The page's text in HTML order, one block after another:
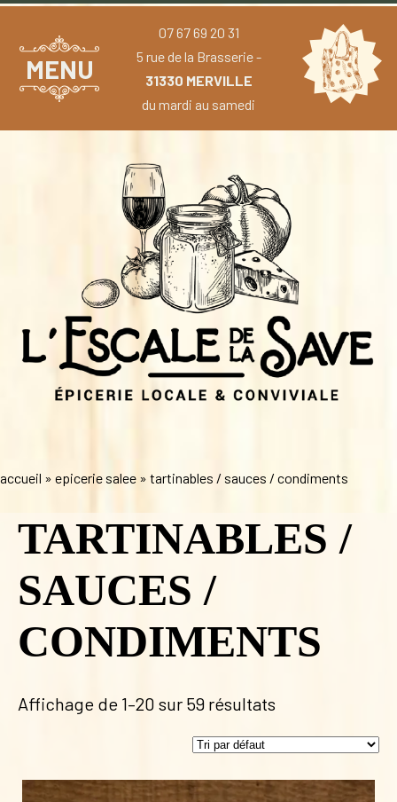
MENU
07 67 69 20 31
5 rue de la Brasserie -
31330 MERVILLE
du mardi au samedi
accueil » epicerie salee » tartinables / sauces / condiments
TARTINABLES /
SAUCES /
CONDIMENTS
Affichage de 1–20 sur 59 résultats